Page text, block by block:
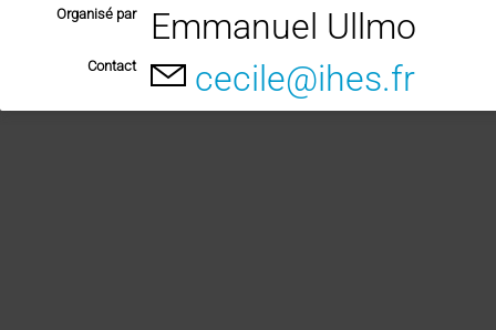
Organisé par Emmanuel Ullmo
Contact cecile@ihes.fr